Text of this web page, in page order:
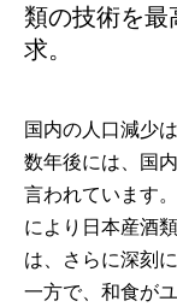
類の技術を最
求。
国内の人口減少
数年後には、国
言われています
により日本産酒
は、さらに深刻
一方で、和食が